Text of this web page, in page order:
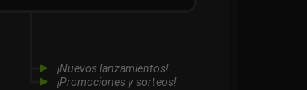
¡Nuevos lanzamientos!
¡Promociones y sorteos!